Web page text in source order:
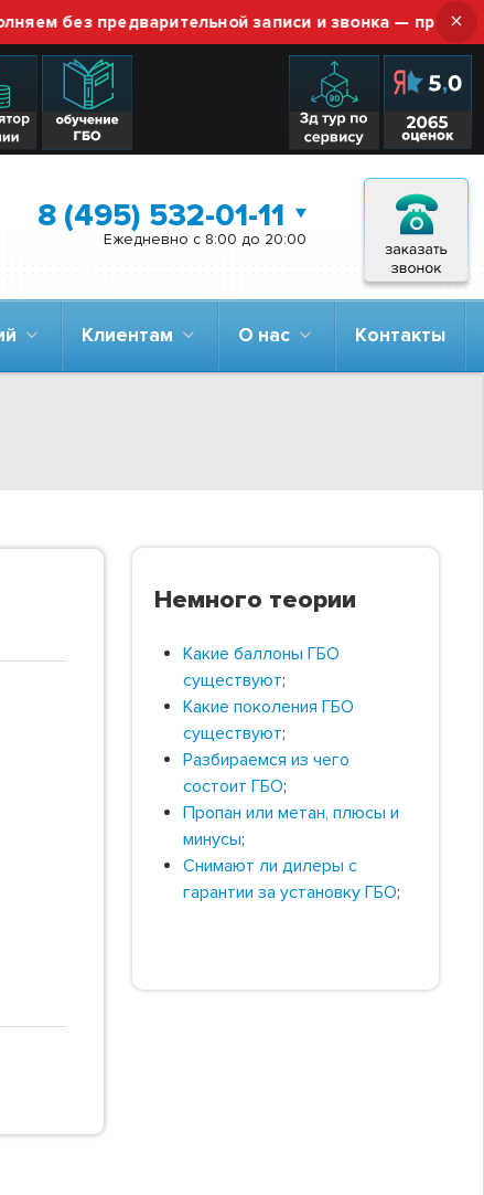
предварительной записи и звонка — просто ×
8 (495) 532-01-11
Ежедневно с 8:00 до 20:00
Клиентам О нас Контакты
Немного теории
Какие баллоны ГБО
существуют;
Какие поколения ГБО
существуют;
Разбираемся из чего
состоит ГБО;
Пропан или метан, плюсы и
минусы;
Снимают ли дилеры с
гарантии за установку ГБО;